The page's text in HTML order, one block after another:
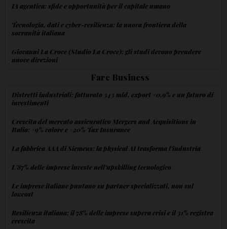
IA agentica: sfide e opportunità per il capitale umano
Tecnologia, dati e cyber-resilienza: la nuova frontiera della
sovranità italiana
Giovanni La Croce (Studio La Croce): gli studi devono prendere
nuove direzioni
Fare Business
Distretti industriali: fatturato 343 mld, export +0,9% e un futuro di
investimenti
Crescita del mercato assicurativo Mergers and Acquisitions in
Italia: +9% valore e +20% Tax Insurance
La fabbrica AAA di Siemens: la physical AI trasforma l'industria
L'87% delle imprese investe nell'upskilling tecnologico
Le imprese italiane puntano su partner specializzati, non sul
lowcost
Resilienza italiana: il 78% delle imprese supera crisi e il 31% registra
crescita